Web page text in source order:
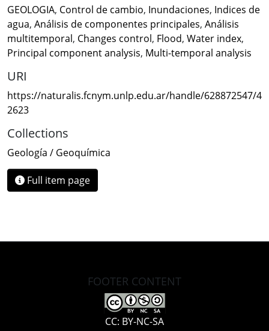
GEOLOGIA, Control de cambio, Inundaciones, Indices de
agua, Análisis de componentes principales, Análisis
multitemporal, Changes control, Flood, Water index,
Principal component analysis, Multi-temporal analysis
URI
https://naturalis.fcnym.unlp.edu.ar/handle/628872547/4
2623
Collections
Geología / Geoquímica
Full item page
FOOTER CONTENT
CC: BY-NC-SA